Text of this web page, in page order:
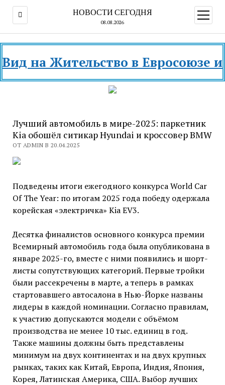
НОВОСТИ СЕГОДНЯ
08.08.2026
меню
Жительство в Евросоюзе и
Лучший автомобиль в мире-2025: паркетник
Kia обошёл ситикар Hyundai и кроссовер BMW
ОТ ADMIN В 20.04.2025
Подведены итоги ежегодного конкурса World Car
Of The Year: по итогам 2025 года победу одержала
корейская «электричка» Kia EV3.
Десятка финалистов основного конкурса премии
Всемирный автомобиль года была опубликована в
январе 2025-го, вместе с ними появились и шорт-
листы сопутствующих категорий. Первые тройки
были рассекречены в марте, а теперь в рамках
стартовавшего автосалона в Нью-Йорке названы
лидеры в каждой номинации. Согласно правилам,
к участию допускаются модели с объёмом
производства не менее 10 тыс. единиц в год.
Также машины должны быть представлены
минимум на двух континентах и на двух крупных
рынках, таких как Китай, Европа, Индия, Япония,
Корея, Латинская Америка, США. Выбор лучших